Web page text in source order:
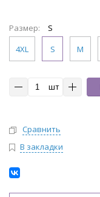
Размер:
S
4XL
S M
шт
Сравнить
В закладки